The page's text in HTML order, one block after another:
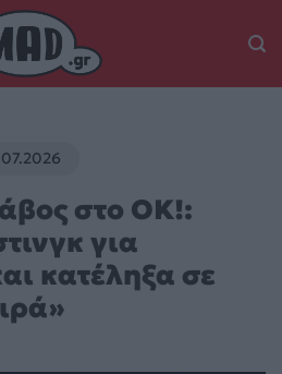
στο OK!:
για
κατέληξα σε